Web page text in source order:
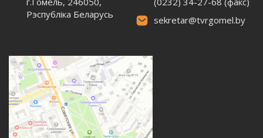
Рэспубліка Беларусь
sekretar@tvrgomel.by